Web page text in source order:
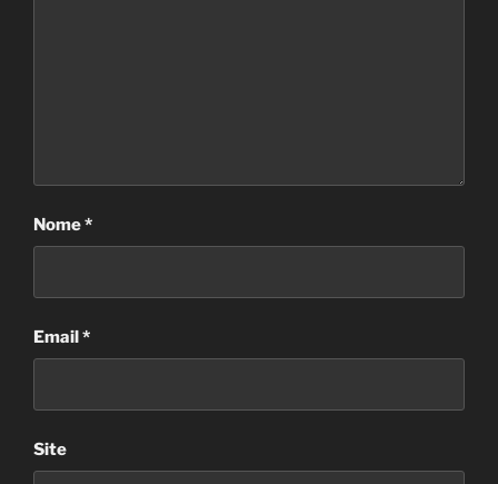
Nome*
Email*
Site